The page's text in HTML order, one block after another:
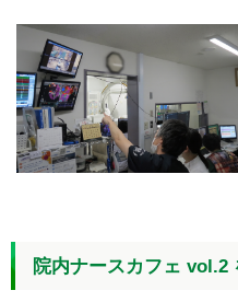
院内ナースカフェ vol.2